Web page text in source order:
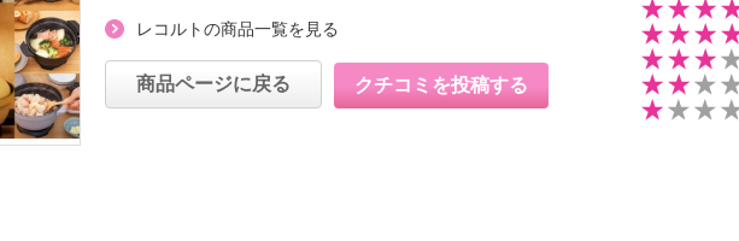
レコルトの商品一覧を見る
商品ページに戻る クチコミを投稿する